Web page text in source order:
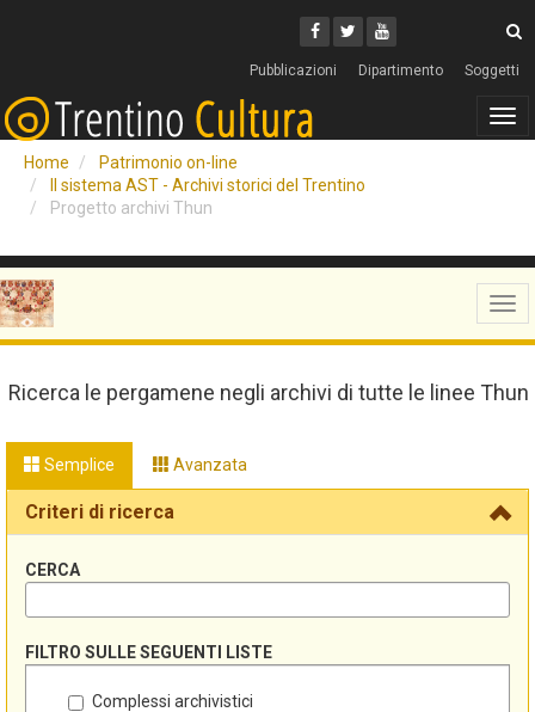
Facebook
Twitter
Youtube
Pubblicazioni Dipartimento Soggetti
Home
Patrimonio on-line
Il sistema AST - Archivi storici del Trentino
Progetto archivi Thun
Ricerca le pergamene negli archivi di tutte le linee Thun
Semplice Avanzata
Criteri di ricerca
CERCA
FILTRO SULLE SEGUENTI LISTE
Complessi archivistici